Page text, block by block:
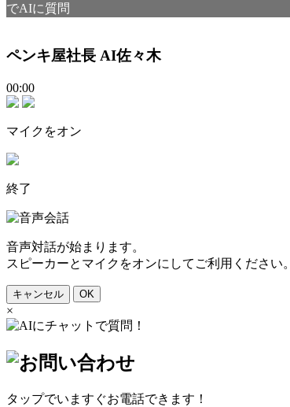
でAIに質問
ペンキ屋社長 AI佐々木
00:00
マイクをオン
終了
音声対話が始まります。
スピーカーとマイクをオンにしてご利用ください。
キャンセル OK
×
タップでいますぐお電話できます！